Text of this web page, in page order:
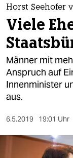
themen
politik
öko
gesellschaft
kultur
sport
berlin
Horst Seehofer
Viele
Männer mit
Anspruch auf
Innenminister
aus.
6.5.2019 19:01 Uhr